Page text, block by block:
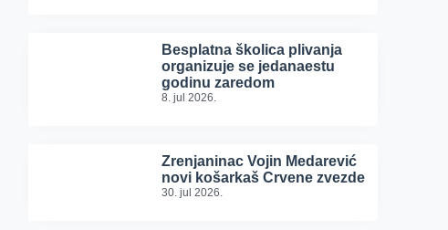
Besplatna školica plivanja
organizuje se jedanaestu
godinu zaredom
8. jul 2026.
Zrenjaninac Vojin Medarević
novi košarkaš Crvene zvezde
30. jul 2026.